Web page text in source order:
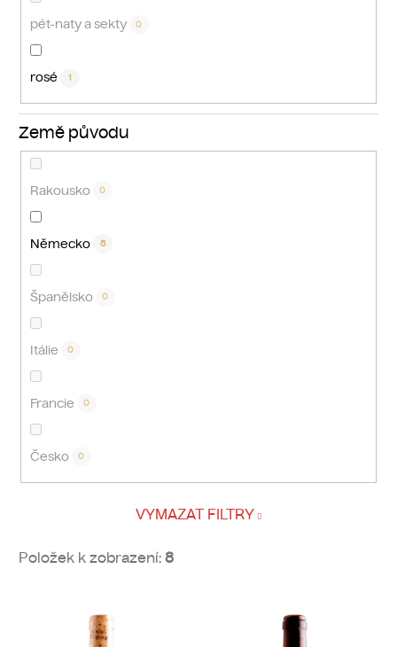
pét-naty a sekty 0
rosé 1
Země původu
Rakousko 0
Německo 8
Španělsko 0
Itálie 0
Francie 0
Česko 0
VYMAZAT FILTRY
Položek k zobrazení: 8